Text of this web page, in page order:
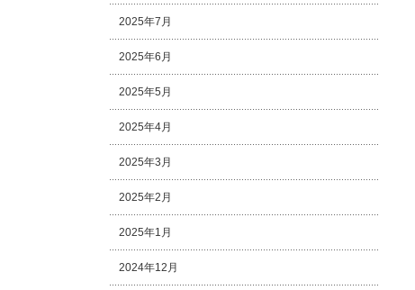
2025年7月
2025年6月
2025年5月
2025年4月
2025年3月
2025年2月
2025年1月
2024年12月